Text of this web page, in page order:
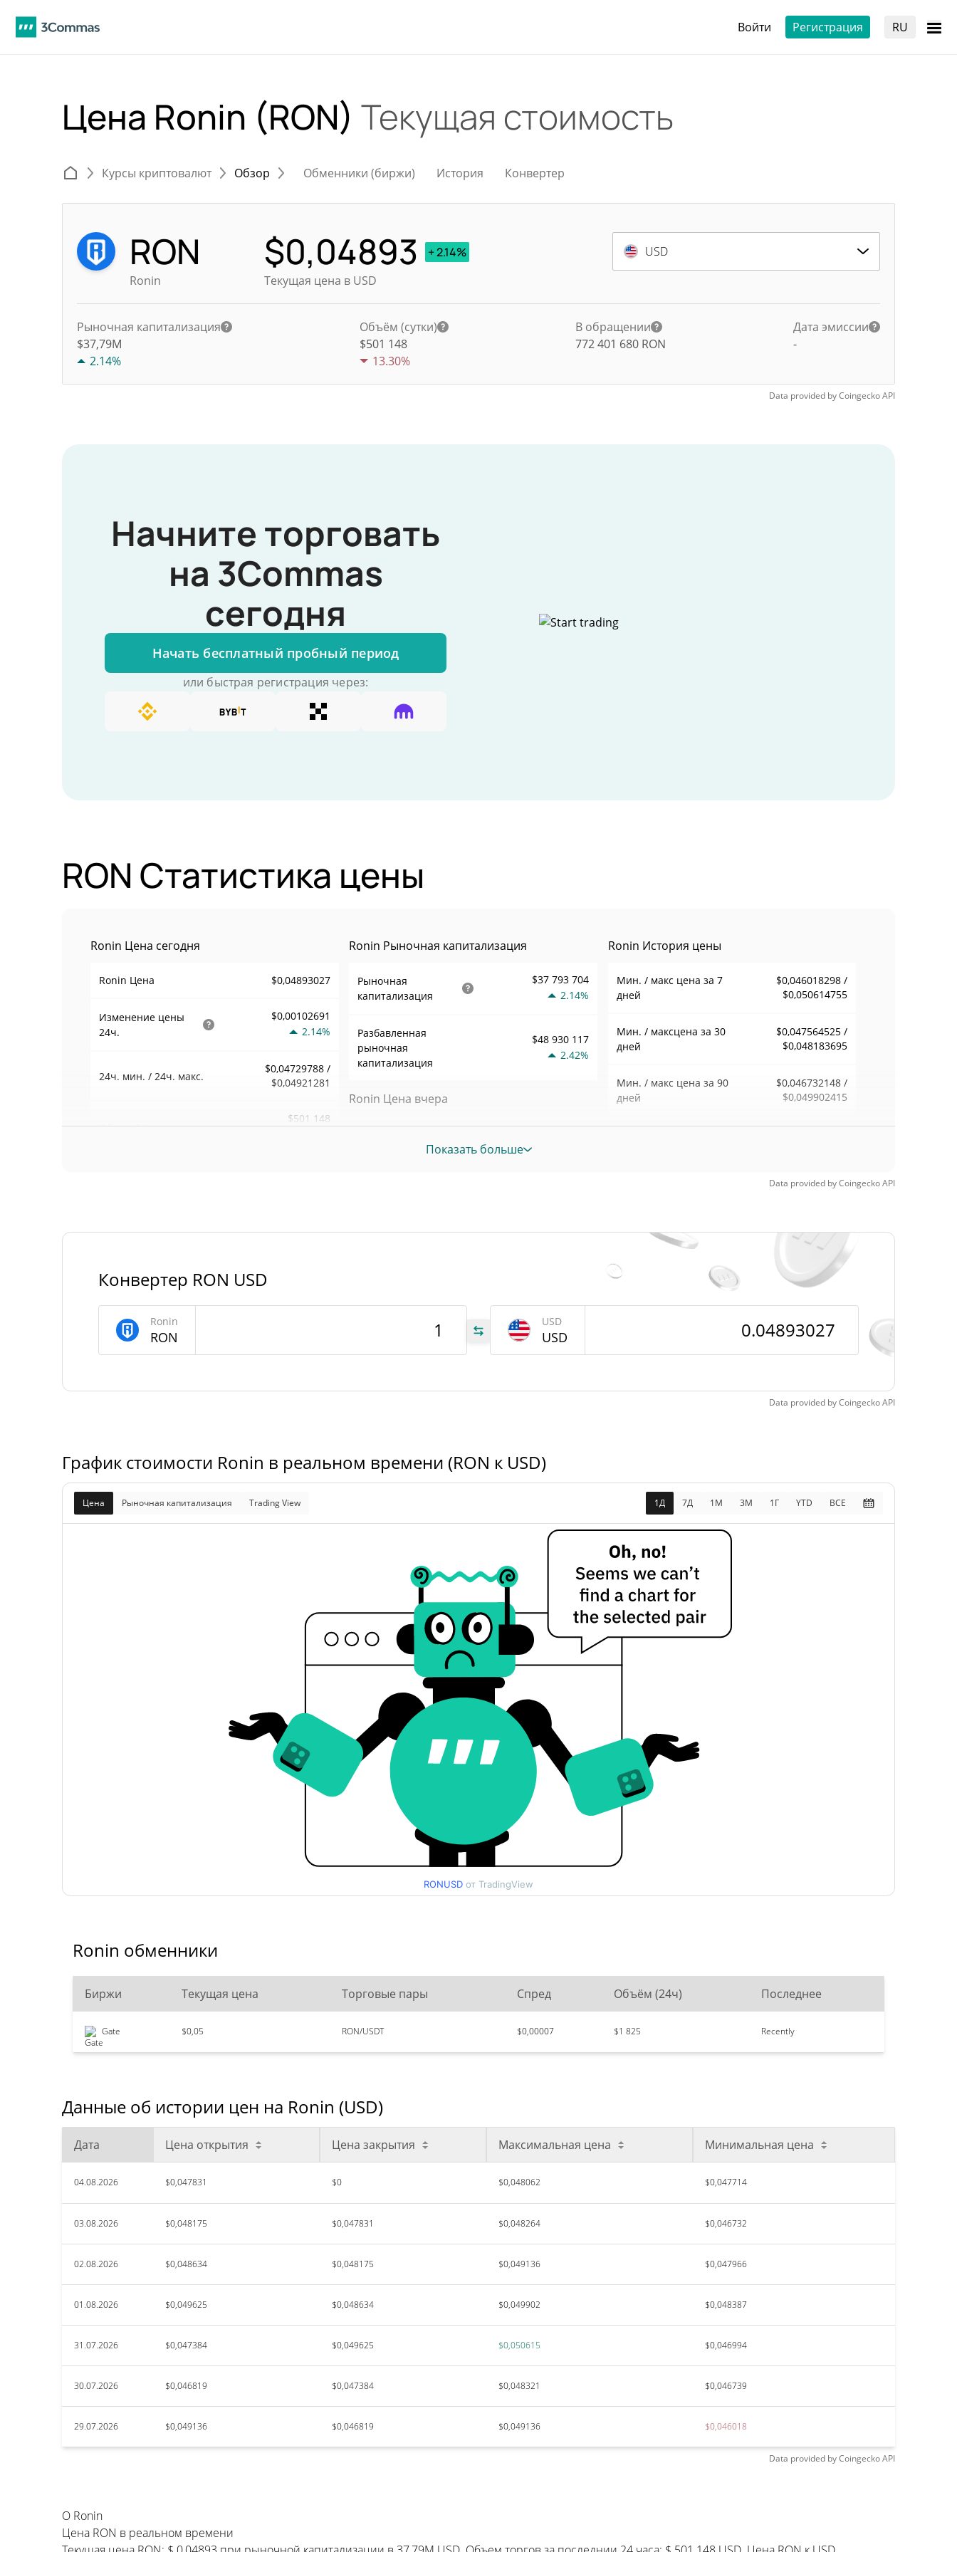
Войти Регистрация RU
Цена Ronin (RON) Текущая стоимость
Курсы криптовалют Обзор Обменники (биржи) История Конвертер
RON
Ronin
$0,04893
+ 2.14%
Текущая цена в USD
USD
Рыночная капитализация
$37,79M
2.14%
Объём (сутки)
$501 148
13.30%
В обращении
772 401 680 RON
Дата эмиссии
-
Data provided byCoingeckoAPI
Начните торговать
на 3Commas
сегодня
Начать бесплатный пробный период
или быстрая регистрация через:
RON Статистика цены
Ronin Цена сегодня
Ronin Цена $0,04893027
Изменение цены
24ч.
$0,00102691
2.14%
24ч. мин. / 24ч. макс.
$0,04729788 /
$0,04921281
Объем24ч.
$501 148
Ronin Предложение
В обращении
Ronin Рыночная капитализация
Рыночная
капитализация
$37 793 704
2.14%
Разбавленная
рыночная
капитализация
$48 930 117
2.42%
Ronin Цена вчера
$0,047790896
Вчерашнее изменение
Ronin История цены
Мин. / макс цена за 7
дней
$0,046018298 /
$0,050614755
Мин. / максцена за 30
дней
$0,047564525 /
$0,048183695
Мин. / макс цена за 90
дней
$0,046732148 /
$0,049902415
$4,45
Исторический мин.
назад)
$0,04573786
6.99%
Показать больше
Data provided byCoingeckoAPI
Конвертер RON USD
Ronin
RON
USD
USD
Data provided byCoingeckoAPI
График стоимости Ronin в реальном времени (RON к USD)
Цена Рыночная капитализация Trading View 1Д 7Д 1М 3M 1Г YTD ВСЕ
RONUSD от TradingView
Ronin обменники
Биржи Текущая цена Торговые пары Спред Объём (24ч) Последнее
Gate $0,05 RON/USDT $0,00007 $1 825 Recently
Данные об истории цен на Ronin (USD)
Дата Цена открытия Цена закрытия Максимальная цена Минимальная цена
04.08.2026 $0,047831 $0 $0,048062 $0,047714
03.08.2026 $0,048175 $0,047831 $0,048264 $0,046732
02.08.2026 $0,048634 $0,048175 $0,049136 $0,047966
01.08.2026 $0,049625 $0,048634 $0,049902 $0,048387
31.07.2026 $0,047384 $0,049625 $0,050615 $0,046994
30.07.2026 $0,046819 $0,047384 $0,048321 $0,046739
29.07.2026 $0,049136 $0,046819 $0,049136 $0,046018
Data provided byCoingeckoAPI
О Ronin
Цена RON в реальном времени